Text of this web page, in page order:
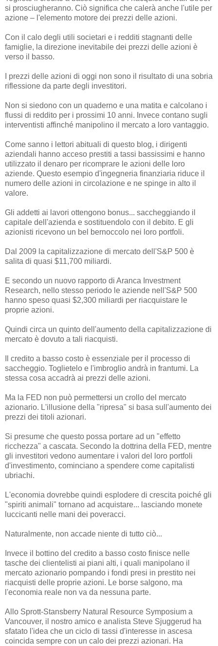
si prosciugheranno. Ciò significa che calerà anche l'utile per
azione – l'elemento motore dei prezzi delle azioni.
Con il calo degli utili societari e i redditi stagnanti delle
famiglie, la direzione inevitabile dei prezzi delle azioni è
verso il basso.
I prezzi delle azioni di oggi non sono il risultato di una sobria
riflessione da parte degli investitori.
Non si siedono con un quaderno e una matita e calcolano i
flussi di reddito per i prossimi 10 anni. Invece contano sugli
interventisti affinché manipolino il mercato a loro vantaggio.
Come sanno i lettori abituali di questo blog, i dirigenti
aziendali hanno acceso prestiti a tassi bassissimi e hanno
utilizzato il denaro per ricomprare le azioni delle loro
aziende. Questo esempio d'ingegneria finanziaria riduce il
numero delle azioni in circolazione e ne spinge in alto il
valore.
Gli addetti ai lavori ottengono bonus... saccheggiando il
capitale dell'azienda e sostituendolo con il debito. E gli
azionisti ricevono un bel bernoccolo nei loro portfoli.
Dal 2009 la capitalizzazione di mercato dell'S&P 500 è
salita di quasi $11,700 miliardi.
E secondo un nuovo rapporto di Aranca Investment
Research, nello stesso periodo le aziende nell'S&P 500
hanno speso quasi $2,300 miliardi per riacquistare le
proprie azioni.
Quindi circa un quinto dell'aumento della capitalizzazione di
mercato è dovuto a tali riacquisti.
Il credito a basso costo è essenziale per il processo di
saccheggio. Toglietelo e l'imbroglio andrà in frantumi. La
stessa cosa accadrà ai prezzi delle azioni.
Ma la FED non può permettersi un crollo del mercato
azionario. L'illusione della "ripresa" si basa sull'aumento dei
prezzi dei titoli azionari.
Si presume che questo possa portare ad un "effetto
ricchezza" a cascata. Secondo la dottrina della FED, mentre
gli investitori vedono aumentare i valori del loro portfoli
d'investimento, cominciano a spendere come capitalisti
ubriachi.
L'economia dovrebbe quindi esplodere di crescita poiché gli
"spiriti animali" tornano ad acquistare... lasciando monete
luccicanti nelle mani dei poveracci.
Naturalmente, non accade niente di tutto ciò...
Invece il bottino del credito a basso costo finisce nelle
tasche dei clientelisti ai piani alti, i quali manipolano il
mercato azionario pompando i fondi presi in prestito nei
riacquisti delle proprie azioni. Le borse salgono, ma
l'economia reale non va da nessuna parte.
Allo Sprott-Stansberry Natural Resource Symposium a
Vancouver, il nostro amico e analista Steve Sjuggerud ha
sfatato l'idea che un ciclo di tassi d'interesse in ascesa
coincida sempre con un calo dei prezzi azionari. Ha